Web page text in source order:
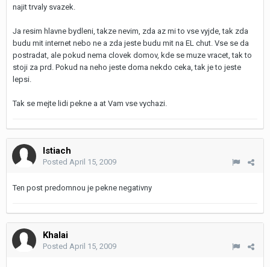
najit trvaly svazek.
Ja resim hlavne bydleni, takze nevim, zda az mi to vse vyjde, tak zda
budu mit internet nebo ne a zda jeste budu mit na EL chut. Vse se da
postradat, ale pokud nema clovek domov, kde se muze vracet, tak to
stoji za prd. Pokud na neho jeste doma nekdo ceka, tak je to jeste
lepsi.
Tak se mejte lidi pekne a at Vam vse vychazi.
Istiach
Posted April 15, 2009
Ten post predomnou je pekne negativny
Khalai
Posted April 15, 2009